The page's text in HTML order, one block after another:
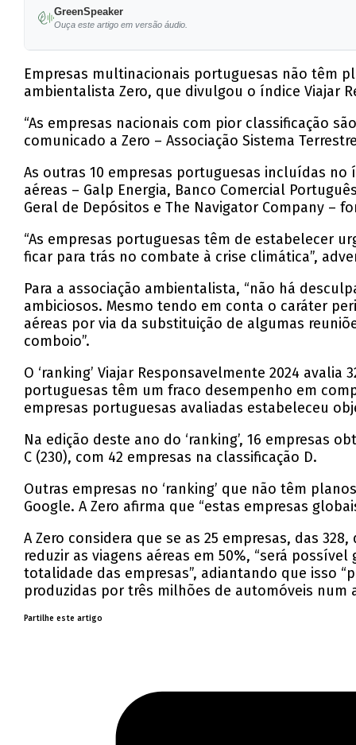
GreenSpeaker
Ouça este artigo em versão áudio.
Empresas multinacionais portuguesas não têm
ambientalista Zero, que divulgou o índice Viajar
“As empresas nacionais com pior classificação
comunicado a Zero – Associação Sistema
As outras 10 empresas portuguesas incluídas
aéreas – Galp Energia, Banco Comercial
Geral de Depósitos e The Navigator Company –
“As empresas portuguesas têm de estabelecer
ficar para trás no combate à crise climática”,
Para a associação ambientalista, “não há
ambiciosos. Mesmo tendo em conta o caráter
aéreas por via da substituição de algumas
comboio”.
O ‘ranking’ Viajar Responsavelmente 2024
portuguesas têm um fraco desempenho em
empresas portuguesas avaliadas estabeleceu
Na edição deste ano do ‘ranking’, 16 empresas
C (230), com 42 empresas na classificação D.
Outras empresas no ‘ranking’ que não têm
Google. A Zero afirma que “estas empresas
A Zero considera que se as 25 empresas, das
reduzir as viagens aéreas em 50%, “será
totalidade das empresas”, adiantando que isso
produzidas por três milhões de automóveis num
Partilhe este artigo